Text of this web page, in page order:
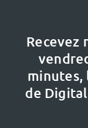
Recevez
minutes,
de